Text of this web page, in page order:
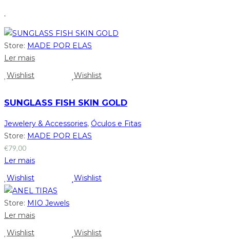
.
Store: MADE POR ELAS
Ler mais
Wishlist
Wishlist
SUNGLASS FISH SKIN GOLD
Jewelery & Accessories, Óculos e Fitas
Store: MADE POR ELAS
€79,00
Ler mais
Wishlist
Wishlist
Store: MIO Jewels
Ler mais
Wishlist
Wishlist